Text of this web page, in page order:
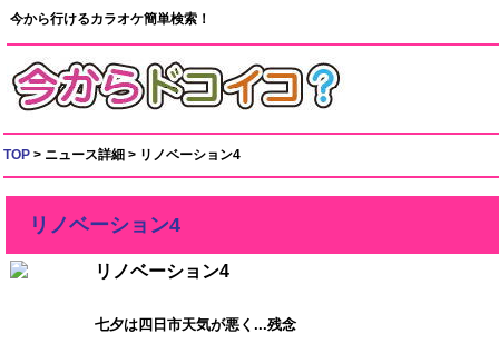
今から行けるカラオケ簡単検索！
TOP > ニュース詳細 > リノベーション4
リノベーション4
リノベーション4
七夕は四日市天気が悪く...残念